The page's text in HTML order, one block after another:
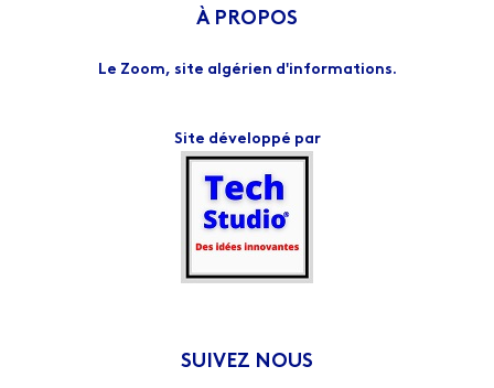
À PROPOS
Le Zoom, site algérien d'informations.
Site développé par
SUIVEZ NOUS